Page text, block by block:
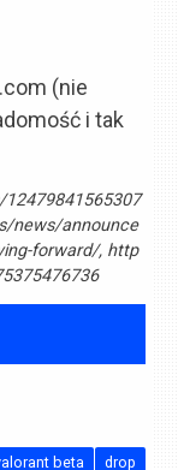
(nie
i tak
news/announce
forward/, http
drop
beta